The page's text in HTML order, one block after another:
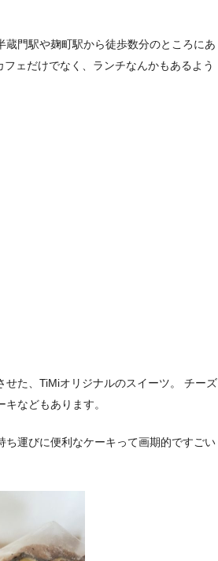
門駅や麹町駅から徒歩数分のところにあ
ェだけでなく、ランチなんかもあるよう
た、TiMiオリジナルのスイーツ。 チーズ
などもあります。
運びに便利なケーキって画期的ですごい